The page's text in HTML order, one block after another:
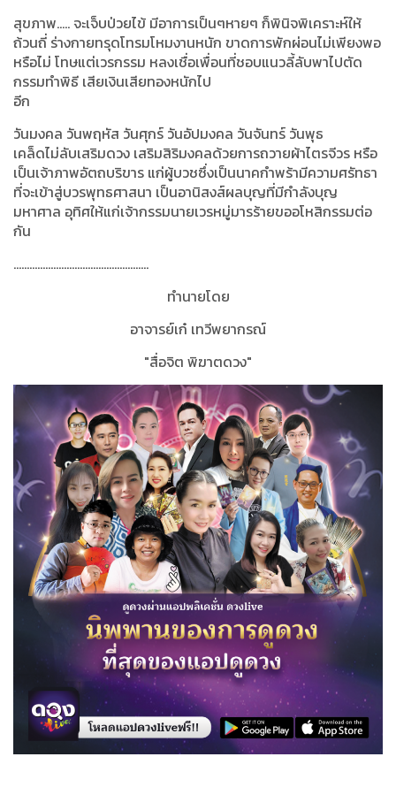
สุขภาพ….. จะเจ็บป่วยไข้ มีอาการเป็นๆหายๆ ก็พินิจพิเคราะห์ให้
ถ้วนถี่ ร่างกายทรุดโทรมโหมงานหนัก ขาดการพักผ่อนไม่เพียงพอ
หรือไม่ โทษแต่เวรกรรม หลงเชื่อเพื่อนที่ชอบแนวลี้ลับพาไปตัด
กรรมทำพิธี เสียเงินเสียทองหนักไป
อีก
วันมงคล วันพฤหัส วันศุกร์ วันอัปมงคล วันจันทร์ วันพุธ
เคล็ดไม่ลับเสริมดวง เสริมสิริมงคลด้วยการถวายผ้าไตรจีวร หรือ
เป็นเจ้าภาพอัตถบริขาร แก่ผู้บวชซึ่งเป็นนาคกำพร้ามีความศรัทธา
ที่จะเข้าสู่บวรพุทธศาสนา เป็นอานิสงส์ผลบุญที่มีกำลังบุญ
มหาศาล อุทิศให้แก่เจ้ากรรมนายเวรหมู่มารร้ายขออโหสิกรรมต่อ
กัน
...................................................
ทำนายโดย
อาจารย์เก๋ เทวีพยากรณ์
"สื่อจิต พิฆาตดวง"